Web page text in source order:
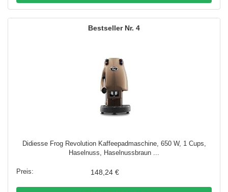
4
Didiesse Frog Revolution Kaffeepadmaschine, 650 W, 1 Cups,
Haselnuss, Haselnussbraun ...
148,24 €